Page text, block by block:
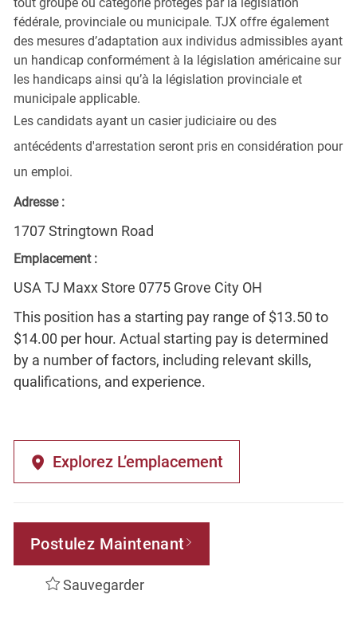
fédérale, provinciale ou municipale. TJX offre également
des mesures d’adaptation aux individus admissibles ayant
un handicap conformément à la législation américaine sur
les handicaps ainsi qu’à la législation provinciale et
municipale applicable.
Les candidats ayant un casier judiciaire ou des
antécédents d'arrestation seront pris en considération pour
un emploi.
Adresse :
1707 Stringtown Road
Emplacement :
USA TJ Maxx Store 0775 Grove City OH
This position has a starting pay range of $13.50 to
$14.00 per hour. Actual starting pay is determined
by a number of factors, including relevant skills,
qualifications, and experience.
Explorez L’emplacement
Postulez Maintenant
Sauvegarder